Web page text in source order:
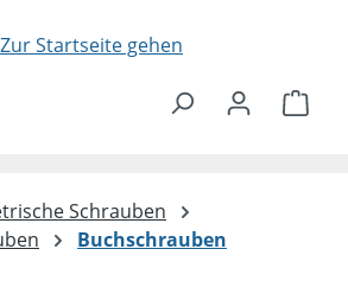
Schrauben
Buchschrauben